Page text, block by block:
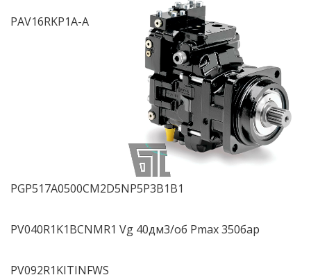
PAV16RKP1A-A
PGP517A0500CM2D5NP5P3B1B1
PV040R1K1BCNMR1 Vg 40дм3/об Pmax 350бар
PV092R1KITINFWS